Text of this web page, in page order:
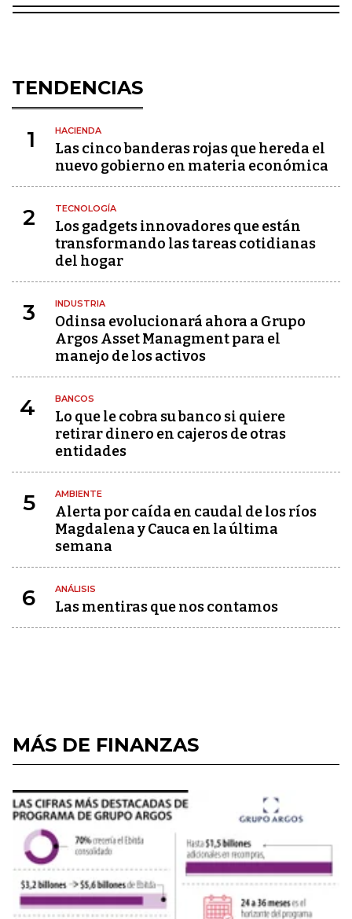
TENDENCIAS
1 HACIENDA
Las cinco banderas rojas que hereda el
nuevo gobierno en materia económica
2 TECNOLOGÍA
Los gadgets innovadores que están
transformando las tareas cotidianas
del hogar
3 INDUSTRIA
Odinsa evolucionará ahora a Grupo
Argos Asset Managment para el
manejo de los activos
4 BANCOS
Lo que le cobra su banco si quiere
retirar dinero en cajeros de otras
entidades
5 AMBIENTE
Alerta por caída en caudal de los ríos
Magdalena y Cauca en la última
semana
6 ANÁLISIS
Las mentiras que nos contamos
MÁS DE FINANZAS